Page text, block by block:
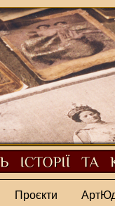
Проєкти